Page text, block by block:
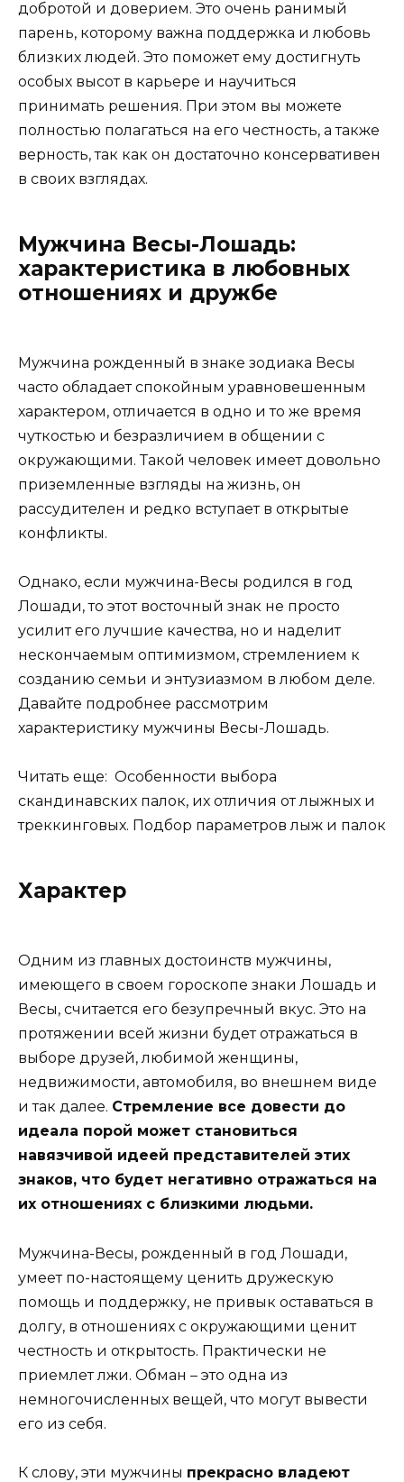
добротой и доверием. Это очень ранимый
парень, которому важна поддержка и любовь
близких людей. Это поможет ему достигнуть
особых высот в карьере и научиться
принимать решения. При этом вы можете
полностью полагаться на его честность, а также
верность, так как он достаточно консервативен
в своих взглядах.
Мужчина Весы-Лошадь:
характеристика в любовных
отношениях и дружбе
Мужчина рожденный в знаке зодиака Весы
часто обладает спокойным уравновешенным
характером, отличается в одно и то же время
чуткостью и безразличием в общении с
окружающими. Такой человек имеет довольно
приземленные взгляды на жизнь, он
рассудителен и редко вступает в открытые
конфликты.
Однако, если мужчина-Весы родился в год
Лошади, то этот восточный знак не просто
усилит его лучшие качества, но и наделит
нескончаемым оптимизмом, стремлением к
созданию семьи и энтузиазмом в любом деле.
Давайте подробнее рассмотрим
характеристику мужчины Весы-Лошадь.
Читать еще: Особенности выбора
скандинавских палок, их отличия от лыжных и
треккинговых. Подбор параметров лыж и палок
Характер
Одним из главных достоинств мужчины,
имеющего в своем гороскопе знаки Лошадь и
Весы, считается его безупречный вкус. Это на
протяжении всей жизни будет отражаться в
выборе друзей, любимой женщины,
недвижимости, автомобиля, во внешнем виде
и так далее. Стремление все довести до
идеала порой может становиться
навязчивой идеей представителей этих
знаков, что будет негативно отражаться на
их отношениях с близкими людьми.
Мужчина-Весы, рожденный в год Лошади,
умеет по-настоящему ценить дружескую
помощь и поддержку, не привык оставаться в
долгу, в отношениях с окружающими ценит
честность и открытость. Практически не
приемлет лжи. Обман – это одна из
немногочисленных вещей, что могут вывести
его из себя.
К слову, эти мужчины прекрасно владеют